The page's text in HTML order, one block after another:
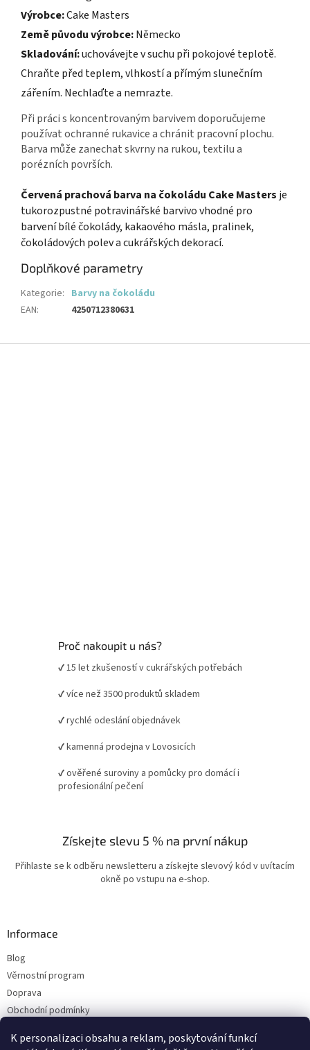
K personalizaci obsahu a reklam, poskytování funkcí
Výrobce:Cake Masters
Země původu výrobce:Německo
Skladování:uchovávejte v suchu při pokojové teplotě.
Chraňte před teplem, vlhkostí a přímým slunečním
zářením. Nechlaďte a nemrazte.
Při práci s koncentrovaným barvivem doporučujeme
používat ochranné rukavice a chránit pracovní plochu.
Barva může zanechat skvrny na rukou, textilu a
porézních površích.
Červená prachová barva na čokoládu Cake Masters je
tukorozpustné potravinářské barvivo vhodné pro
barvení bílé čokolády, kakaového másla, pralinek,
čokoládových polev a cukrářských dekorací.
Doplňkové parametry
Kategorie: Barvy na čokoládu
EAN: 4250712380631
Proč nakoupit u nás?
✔ 15 let zkušeností v cukrářských potřebách
✔ více než 3500 produktů skladem
✔ rychlé odeslání objednávek
✔ kamenná prodejna v Lovosicích
✔ ověřené suroviny a pomůcky pro domácí i
profesionální pečení
Získejte slevu 5 % na první nákup
Přihlaste se k odběru newsletteru a získejte slevový kód v uvítacím
okně po vstupu na e-shop.
Informace
Blog
Věrnostní program
Doprava
Obchodní podmínky
Kontakty